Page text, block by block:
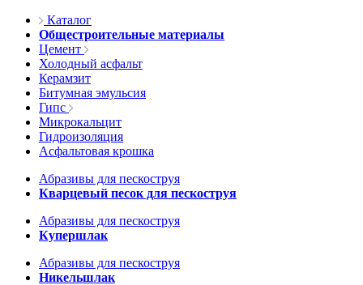
Каталог
Общестроительные материалы
Цемент
Холодный асфальт
Керамзит
Битумная эмульсия
Гипс
Микрокальцит
Гидроизоляция
Асфальтовая крошка
Абразивы для пескоструя
Кварцевый песок для пескоструя
Абразивы для пескоструя
Купершлак
Абразивы для пескоструя
Никельшлак